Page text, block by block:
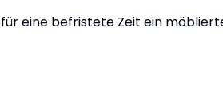
eine befristete Zeit ein